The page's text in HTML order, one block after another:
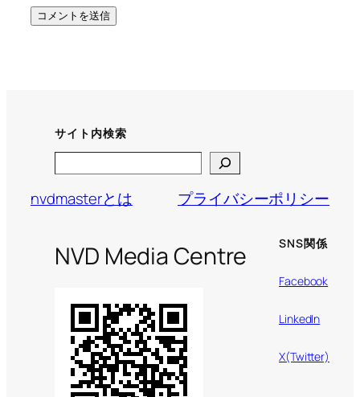
サイト内検索
nvdmasterとは
プライバシーポリシー
NVD Media Centre SNS関係
Facebook
LinkedIn
X(Twitter)